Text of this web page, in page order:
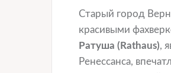
Старый город
красивыми
Ратуша (Rathaus),
Ренессанса,